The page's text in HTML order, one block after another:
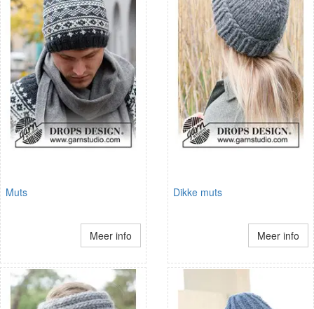
Muts
Meer info
Dikke muts
Meer info